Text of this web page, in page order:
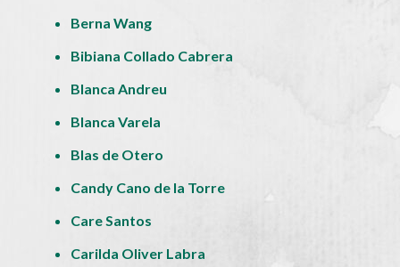
Berna Wang
Bibiana Collado Cabrera
Blanca Andreu
Blanca Varela
Blas de Otero
Candy Cano de la Torre
Care Santos
Carilda Oliver Labra